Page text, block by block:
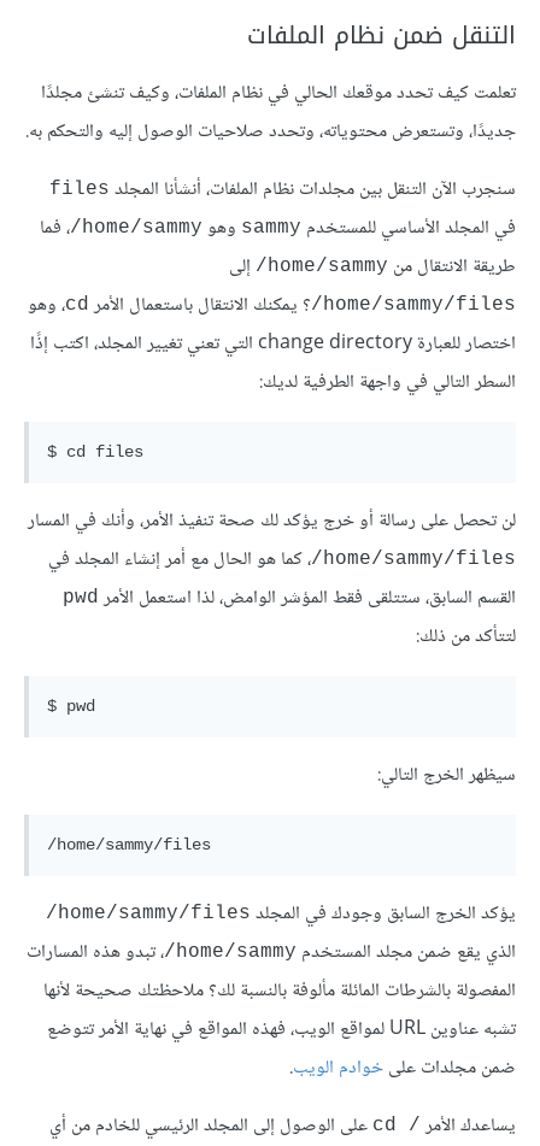
التنقل ضمن نظام الملفات
تعلمت كيف تحدد موقعك الحالي في نظام الملفات، وكيف تنشئ مجلدًا
جديدًا، وتستعرض محتوياته، وتحدد صلاحيات الوصول إليه والتحكم به.
سنجرب الآن التنقل بين مجلدات نظام الملفات، أنشأنا المجلد files
في المجلد الأساسي للمستخدم sammy وهو home/sammy/
، فما
طريقة الانتقال من home/sammy/ إلى
home/sammy/files/ ؟ يمكنك الانتقال باستعمال الأمر cd، وهو
اختصار للعبارة change directory التي تعني تغيير المجلد، اكتب إذًا
السطر التالي في واجهة الطرفية لديك:
لن تحصل على رسالة أو خرج يؤكد لك صحة تنفيذ الأمر، وأنك في المسار
home/sammy/files/
، كما هو الحال مع أمر إنشاء المجلد في
القسم السابق، ستتلقى فقط المؤشر الوامض، لذا استعمل الأمر pwd
لتتأكد من ذلك:
سيظهر الخرج التالي:
يؤكد الخرج السابق وجودك في المجلد home/sammy/files/
الذي يقع ضمن مجلد المستخدم home/sammy/
، تبدو هذه المسارات
المفصولة بالشرطات المائلة مألوفة بالنسبة لك؟ ملاحظتك صحيحة لأنها
تشبه عناوين URL لمواقع الويب، فهذه المواقع في نهاية الأمر تتوضع
ضمن مجلدات علىخوادم الويب.
يساعدك الأمر / cd
على الوصول إلى المجلد الرئيسي للخادم من أي